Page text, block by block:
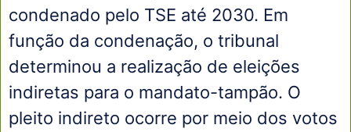
condenado pelo TSE até 2030. Em
função da condenação, o tribunal
determinou a realização de eleições
indiretas para o mandato-tampão. O
pleito indireto ocorre por meio dos votos